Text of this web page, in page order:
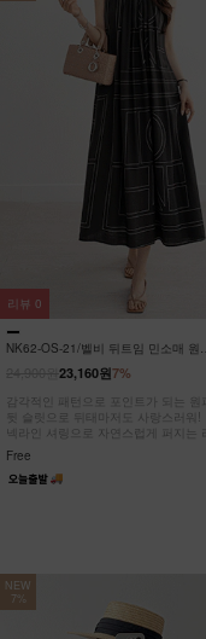
NK62-OS-21/벨비 뒤트임 민소매 원
7%
23,160원
감각적인 패턴으로 포인트가 되는 원
뒷 슬릿으로 뒤태마저도 사랑스러워!
넥라인 셔링으로 자연스럽게 퍼지는
Free
리뷰 0
NEW
7%